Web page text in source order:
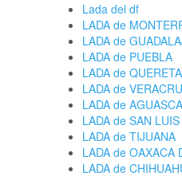
Lada del df
LADA de
LADA de
LADA de PUEBLA
LADA de
LADA de
LADA de
LADA de SAN
LADA de TIJUANA
LADA de OAXACA
LADA de